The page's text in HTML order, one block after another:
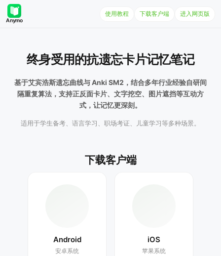
Anymo
使用教程 下载客户端 进入网页版
终身受用的抗遗忘卡片记忆笔记
基于艾宾浩斯遗忘曲线与 Anki SM2，结合多年行业经验自研间
隔重复算法，支持正反面卡片、文字挖空、图片遮挡等互动方
式，让记忆更深刻。
适用于学生备考、语言学习、职场考证、儿童学习等多种场景。
下载客户端
Android
安卓系统
iOS
苹果系统